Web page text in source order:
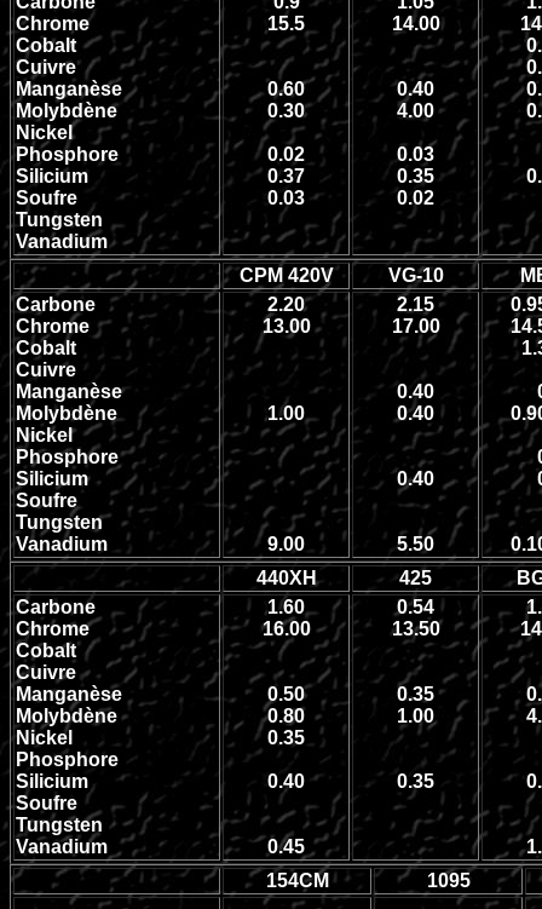
Chrome
Cobalt
Cuivre
Manganèse
Molybdène
Nickel
Phosphore
Silicium
Soufre
Tungsten
Vanadium
15.5
0.60
0.30
0.02
0.37
0.03
14.00
0.40
4.00
0.03
0.35
0.02
CPM 420V VG-10
Carbone
Chrome
Cobalt
Cuivre
Manganèse
Molybdène
Nickel
Phosphore
Silicium
Soufre
Tungsten
Vanadium
2.20
13.00
1.00
9.00
2.15
17.00
0.40
0.40
0.40
5.50
440XH
425
Carbone
Chrome
Cobalt
Cuivre
Manganèse
Molybdène
Nickel
Phosphore
Silicium
Soufre
Tungsten
Vanadium
1.60
16.00
0.50
0.80
0.35
0.40
0.45
0.54
13.50
0.35
1.00
0.35
154CM
1095